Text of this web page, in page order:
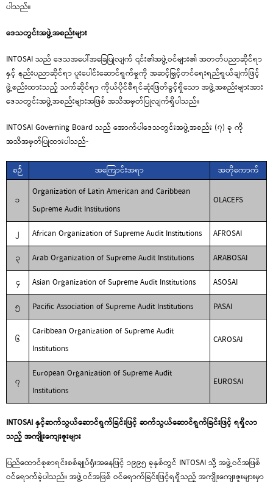
ပါသည်။
ဒေသတွင်းအဖွဲ့အစည်းများ
INTOSAI သည် ဒေသအပေါ်အခြေပြုလျက် ၎င်း၏အဖွဲ့ဝင်များ၏ အတတ်ပညာဆိုင်ရာ
နှင့် နည်းပညာဆိုင်ရာ ပူးပေါင်းဆောင်ရွက်မှုကို အဆင့်မြှင့်တင်ရေးရည်ရွယ်ချက်ဖြင့်
ဖွဲ့စည်းထားသည့် သက်ဆိုင်ရာ ကိုယ်ပိုင်စီရင်ဆုံးဖြတ်ခွင့်ရှိသော အဖွဲ့အစည်းများအား
ဒေသတွင်းအဖွဲ့အစည်းများအဖြစ် အသိအမှတ်ပြုလျက်ရှိပါသည်။
INTOSAI Governing Board သည် အောက်ပါဒေသတွင်းအဖွဲ့အစည်း (၇) ခု ကို
အသိအမှတ်ပြုထားပါသည်-
စဉ် အကြောင်းအရာ အတိုကောက်
၁
Organization of Latin American and Caribbean
Supreme Audit Institutions
OLACEFS
၂ African Organization of Supreme Audit Institutions
AFROSAI
၃
Arab Organization of Supreme Audit Institutions
ARABOSAI
၄
Asian Organization of Supreme Audit Institutions
ASOSAI
၅
Pacific Association of Supreme Audit Institutions PASAI
၆
Caribbean Organization of Supreme Audit
Institutions
CAROSAI
၇
European Organization of Supreme Audit
Institutions
EUROSAI
INTOSAIနှင့်ဆက်သွယ်ဆောင်ရွက်ခြင်းဖြင့် ဆက်သွယ်ဆောင်ရွက်ခြင်းဖြင့် ရရှိလာ
သည့် အကျိုးကျေးဇူးများ
ပြည်ထောင်စုစာရင်းစစ်ချုပ်ရုံးအနေဖြင့် ၁၉၉၅ ခုနှစ်တွင် INTOSAI သို့ အဖွဲ့ဝင်အဖြစ်
ဝင်ရောက်ခဲ့ပါသည်။ အဖွဲ့ဝင်အဖြစ် ဝင်ရောက်ခြင်းဖြင့်ရရှိသည့် အကျိုးကျေးဇူးများမှာ